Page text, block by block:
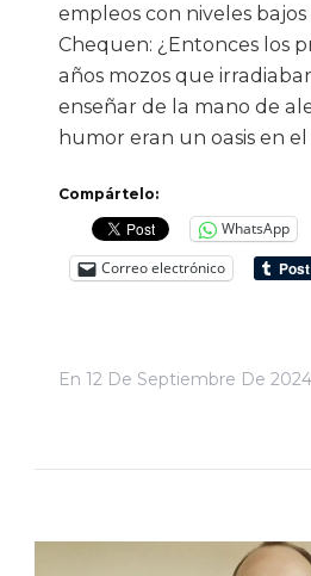
empleos con niveles
Chequen: ¿Entonces los
años mozos que
enseñar de la mano de
humor eran un oasis en
Compártelo:
WhatsApp
Correo electrónico
En 12 De Septiembre De 2024